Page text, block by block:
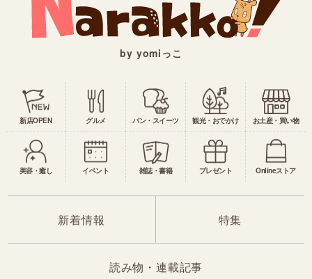
by yomiっこ
新店OPEN グルメ パン・スイーツ 観光・おでかけ お土産・買い物
美容・癒し イベント 雑誌・書籍 プレゼント Onlineストア
新着情報 特集
読み物・連載記事